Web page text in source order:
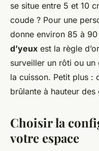
se situe entre 5 et 10
coude ? Pour une
donne environ 85 à
d’yeux est la règle
surveiller un rôti ou
la cuisson. Petit plus :
brûlante à hauteur des
Choisir la
votre espace